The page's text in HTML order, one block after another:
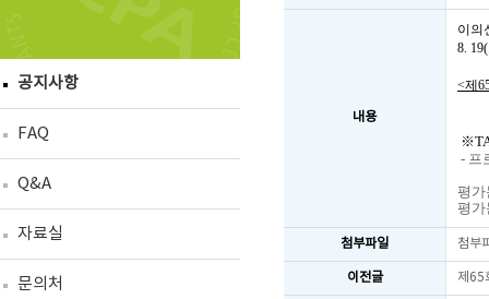
공지사항
FAQ
Q&A
자료실
문의처
내용
이의
8.
<제
- 프
평가
평가
첨부파일 첨부
이전글 제65